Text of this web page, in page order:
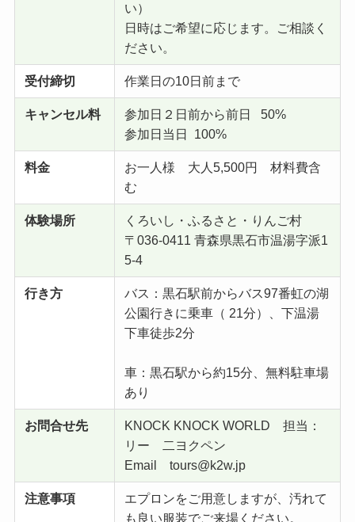
い）
日時はご希望に応じます。ご相談く
ださい。
受付締切 作業日の10日前まで
キャンセル料
参加日２日前から前日 50%
参加日当日 100%
料金
お一人様 大人5,500円 材料費含
む
体験場所
くろいし・ふるさと・りんご村
〒036-0411 青森県黒石市温湯字派1
5-4
行き方
バス：黒石駅前からバス97番虹の湖
公園行きに乗車（ 21分）、下温湯
下車徒歩2分
車：黒石駅から約15分、無料駐車場
あり
お問合せ先
KNOCK KNOCK WORLD 担当：
リー 二ヨクペン
Email tours@k2w.jp
注意事項
エプロンをご用意しますが、汚れて
も良い服装でご来場ください。